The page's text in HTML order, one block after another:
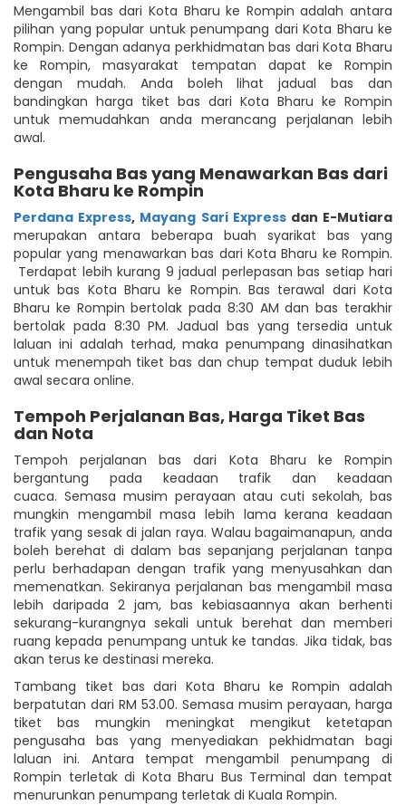
Mengambil bas dari Kota Bharu ke Rompin adalah antara
pilihan yang popular untuk penumpang dari Kota Bharu ke
Rompin. Dengan adanya perkhidmatan bas dari Kota Bharu
ke Rompin, masyarakat tempatan dapat ke Rompin
dengan mudah. Anda boleh lihat jadual bas dan
bandingkan harga tiket bas dari Kota Bharu ke Rompin
untuk memudahkan anda merancang perjalanan lebih
awal.
Pengusaha Bas yang Menawarkan Bas dari
Kota Bharu ke Rompin
Perdana Express, Mayang Sari Express dan E-Mutiara
merupakan antara beberapa buah syarikat bas yang
popular yang menawarkan bas dari Kota Bharu ke Rompin.
Terdapat lebih kurang 9 jadual perlepasan bas setiap hari
untuk bas Kota Bharu ke Rompin. Bas terawal dari Kota
Bharu ke Rompin bertolak pada 8:30 AM dan bas terakhir
bertolak pada 8:30 PM. Jadual bas yang tersedia untuk
laluan ini adalah terhad, maka penumpang dinasihatkan
untuk menempah tiket bas dan chup tempat duduk lebih
awal secara online.
Tempoh Perjalanan Bas, Harga Tiket Bas
dan Nota
Tempoh perjalanan bas dari Kota Bharu ke Rompin
bergantung pada keadaan trafik dan keadaan
cuaca. Semasa musim perayaan atau cuti sekolah, bas
mungkin mengambil masa lebih lama kerana keadaan
trafik yang sesak di jalan raya. Walau bagaimanapun, anda
boleh berehat di dalam bas sepanjang perjalanan tanpa
perlu berhadapan dengan trafik yang menyusahkan dan
memenatkan. Sekiranya perjalanan bas mengambil masa
lebih daripada 2 jam, bas kebiasaannya akan berhenti
sekurang-kurangnya sekali untuk berehat dan memberi
ruang kepada penumpang untuk ke tandas. Jika tidak, bas
akan terus ke destinasi mereka.
Tambang tiket bas dari Kota Bharu ke Rompin adalah
berpatutan dari RM 53.00. Semasa musim perayaan, harga
tiket bas mungkin meningkat mengikut ketetapan
pengusaha bas yang menyediakan pekhidmatan bagi
laluan ini. Antara tempat mengambil penumpang di
Rompin terletak di Kota Bharu Bus Terminal dan tempat
menurunkan penumpang terletak di Kuala Rompin.